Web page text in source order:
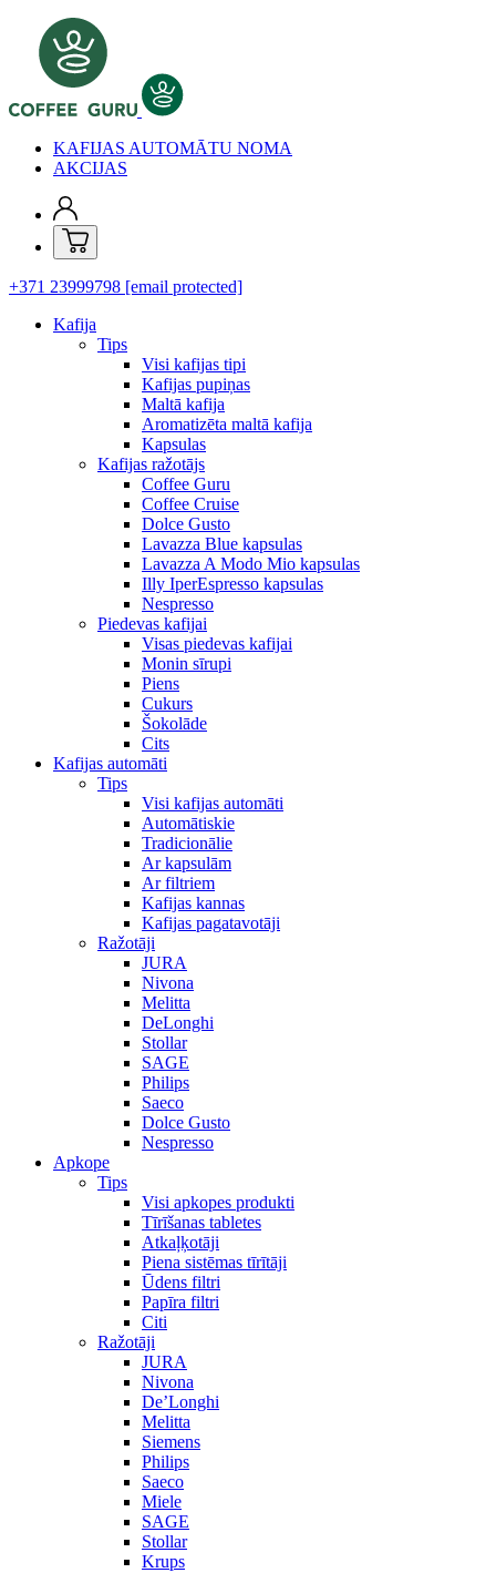
KAFIJAS AUTOMĀTU NOMA
AKCIJAS
+371 23999798 [email protected]
Kafija
Tips
Visi kafijas tipi
Kafijas pupiņas
Maltā kafija
Aromatizēta maltā kafija
Kapsulas
Kafijas ražotājs
Coffee Guru
Coffee Cruise
Dolce Gusto
Lavazza Blue kapsulas
Lavazza A Modo Mio kapsulas
Illy IperEspresso kapsulas
Nespresso
Piedevas kafijai
Visas piedevas kafijai
Monin sīrupi
Piens
Cukurs
Šokolāde
Cits
Kafijas automāti
Tips
Visi kafijas automāti
Automātiskie
Tradicionālie
Ar kapsulām
Ar filtriem
Kafijas kannas
Kafijas pagatavotāji
Ražotāji
JURA
Nivona
Melitta
DeLonghi
Stollar
SAGE
Philips
Saeco
Dolce Gusto
Nespresso
Apkope
Tips
Visi apkopes produkti
Tīrīšanas tabletes
Atkaļķotāji
Piena sistēmas tīrītāji
Ūdens filtri
Papīra filtri
Citi
Ražotāji
JURA
Nivona
De’Longhi
Melitta
Siemens
Philips
Saeco
Miele
SAGE
Stollar
Krups